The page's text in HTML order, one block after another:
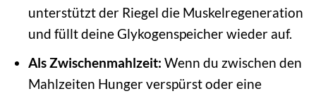
unterstützt der Riegel die Muskelregeneration
und füllt deine Glykogenspeicher wieder auf.
Als Zwischenmahlzeit: Wenn du zwischen den
Mahlzeiten Hunger verspürst oder eine